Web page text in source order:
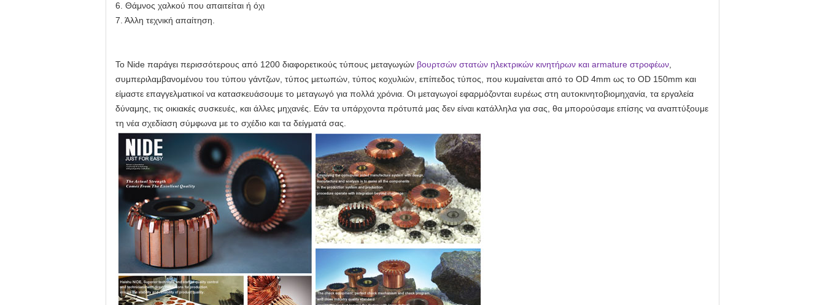
6. Θάμνος χαλκού που απαιτείται ή όχι
7. Άλλη τεχνική απαίτηση.
Το Nide παράγει περισσότερους από 1200 διαφορετικούς τύπους μεταγωγών βουρτσών στατών ηλεκτρικών κινητήρων και armature στροφέων
συμπεριλαμβανομένου του τύπου γάντζων, τύπος μετωπών, τύπος κοχυλιών, επίπεδος τύπος, που κυμαίνεται από το OD 4mm ως το OD 150mm και
είμαστε επαγγελματικοί να κατασκευάσουμε το μεταγωγό για πολλά χρόνια. Οι μεταγωγοί εφαρμόζονται ευρέως στη αυτοκινητοβιομηχανία, τα εργαλεία
δύναμης, τις οικιακές συσκευές, και άλλες μηχανές. Εάν τα υπάρχοντα πρότυπά μας δεν είναι κατάλληλα για σας, θα μπορούσαμε επίσης να αναπτύξουμε
τη νέα σχεδίαση σύμφωνα με το σχέδιο και τα δείγματά σας.